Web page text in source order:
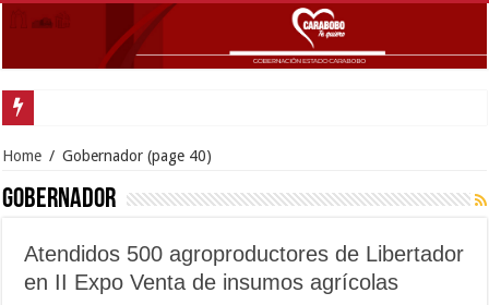
Home / Gobernador (page 40)
Gobernador
Atendidos 500 agroproductores de Libertador
en II Expo Venta de insumos agrícolas